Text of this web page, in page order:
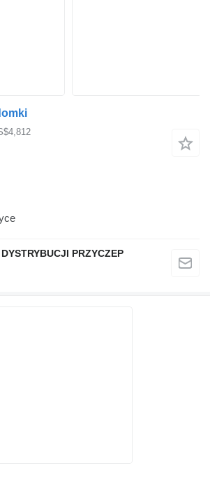
PRZYCZEP